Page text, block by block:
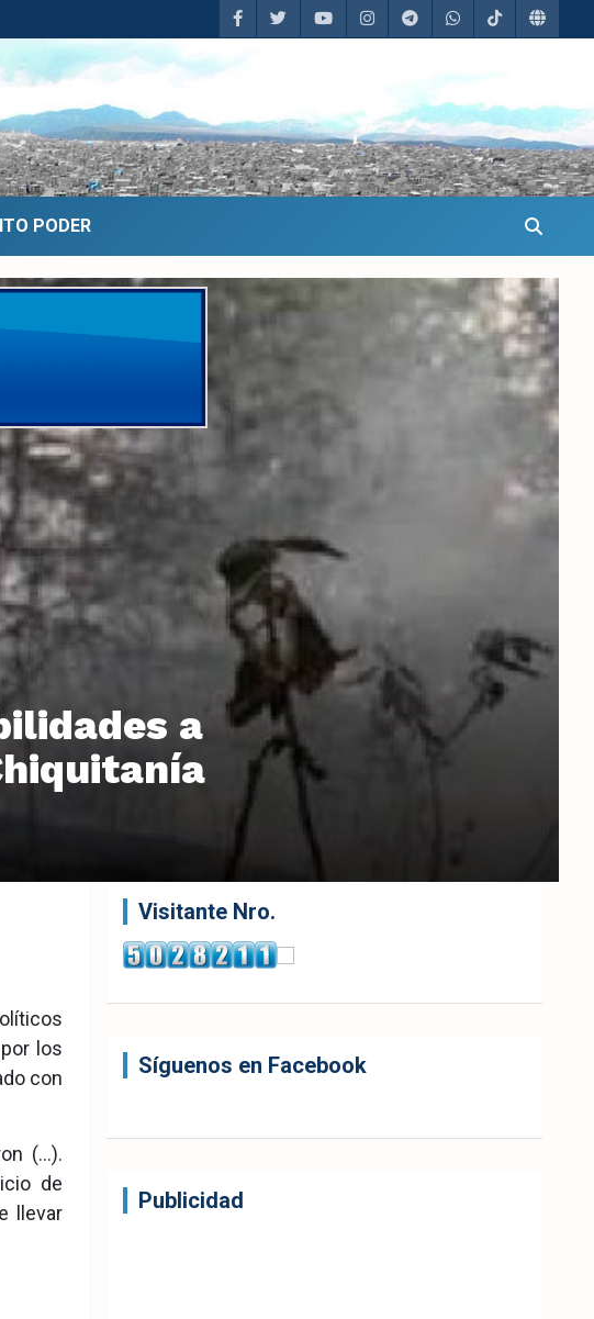
PODER
a
los
con
(…).
de
llevar
Visitante Nro.
Síguenos en Facebook
Publicidad